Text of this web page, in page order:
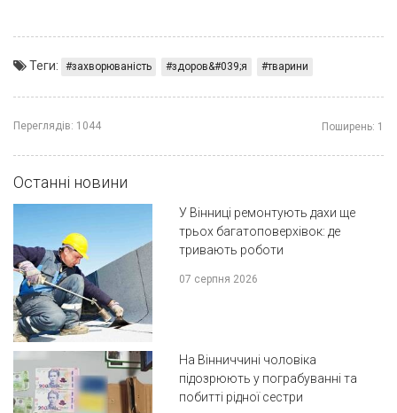
Теги: захворюваність здоров&#039;я тварини
Переглядів: 1044 Поширень: 1
Останні новини
У Вінниці ремонтують дахи ще
трьох багатоповерхівок: де
тривають роботи
07 серпня 2026
На Вінниччині чоловіка
підозрюють у пограбуванні та
побитті рідної сестри